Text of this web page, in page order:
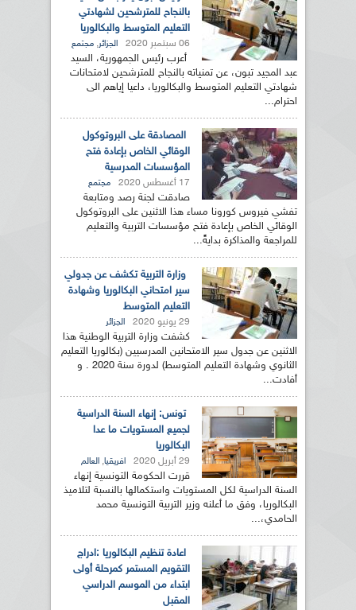
بالنجاح للمترشحين لشهادتي
التعليم المتوسط والبكالوريا
06 سبتمبر 2020 الجزائر, مجتمع
أعرب رئيس الجمهورية، السيد
عبد المجيد تبون، عن تمنياته بالنجاح للمترشحين لامتحانات
شهادتي التعليم المتوسط والبكالوريا، داعيا إياهم الى
احترام...
المصادقة على البروتوكول
الوقائي الخاص بإعادة فتح
المؤسسات المدرسية
17 أغسطس 2020 مجتمع
صادقت لجنة رصد ومتابعة
تفشي فيروس كورونا مساء هذا الاثنين على البروتوكول
الوقائي الخاص بإعادة فتح مؤسسات التربية والتعليم
للمراجعة والمذاكرة بدايةً...
وزارة التربية تكشف عن جدولي
سير امتحاني البكالوريا وشهادة
التعليم المتوسط
29 يونيو 2020 الجزائر
كشفت وزارة التربية الوطنية هذا
الاثنين عن جدول سير الامتحانين المدرسيين (بكالوريا التعليم
الثانوي وشهادة التعليم المتوسط) لدورة سنة 2020 . و
أفادت...
تونس: إنهاء السنة الدراسية
لجميع المستويات ما عدا
البكالوريا
29 أبريل 2020 افريقيا, العالم
قررت الحكومة التونسية إنهاء
السنة الدراسية لكل المستويات واستكمالها بالنسبة لتلاميذ
البكالوريا، وفق ما أعلنه وزير التربية التونسية محمد
الحامدي،...
اعادة تنظيم البكالوريا :ادراج
التقويم المستمر كمرحلة أولى
ابتداء من الموسم الدراسي
المقبل